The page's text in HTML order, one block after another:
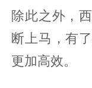
除此之外，
断上马，有
更加高效。